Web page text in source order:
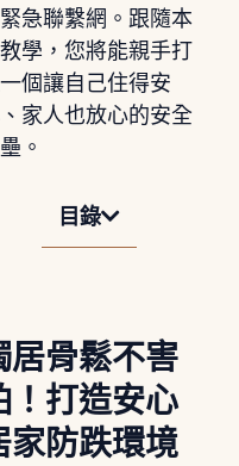
急聯繫網。跟隨本
學，您將能親手打
個讓自己住得安
家人也放心的安全
。
目錄
居骨鬆不害
！打造安心
家防跌環境